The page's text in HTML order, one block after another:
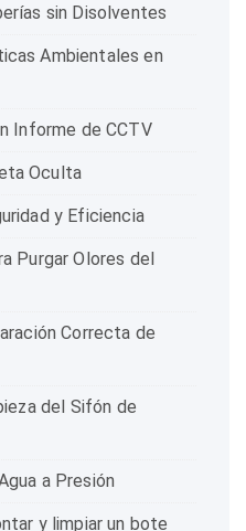
sin Disolventes
Ambientales en
Informe de CCTV
Oculta
y Eficiencia
Purgar Olores del
Correcta de
del Sifón de
a Presión
y limpiar un bote